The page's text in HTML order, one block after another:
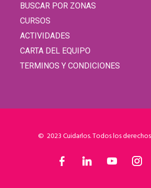
BUSCAR POR ZONAS
CURSOS
ACTIVIDADES
CARTA DEL EQUIPO
TERMINOS Y CONDICIONES
© 2023 Cuidarlos. Todos los